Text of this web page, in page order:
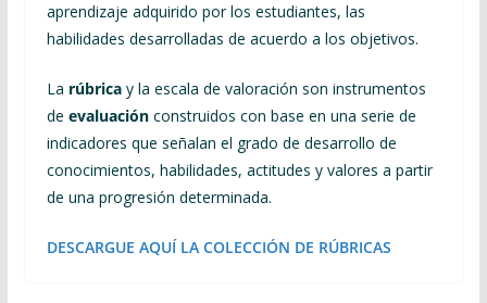
aprendizaje adquirido por los estudiantes, las
habilidades desarrolladas de acuerdo a los objetivos.
La rúbricay la escala de valoración son instrumentos
de evaluaciónconstruidos con base en una serie de
indicadores que señalan el grado de desarrollo de
conocimientos, habilidades, actitudes y valores a partir
de una progresión determinada.
DESCARGUE AQUÍ LA COLECCIÓN DE RÚBRICAS